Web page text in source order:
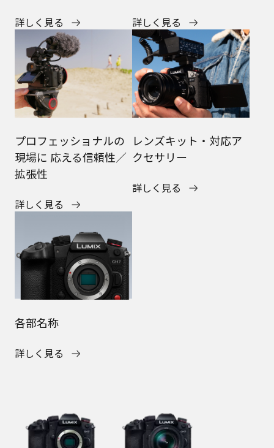
詳しく見る 詳しく見る
プロフェッショナルの
現場に 応える信頼性／
拡張性
詳しく見る
レンズキット・対応ア
クセサリー
詳しく見る
各部名称
詳しく見る